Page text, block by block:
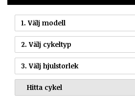
1. Välj modell
2. Välj cykeltyp
3. Välj hjulstorlek